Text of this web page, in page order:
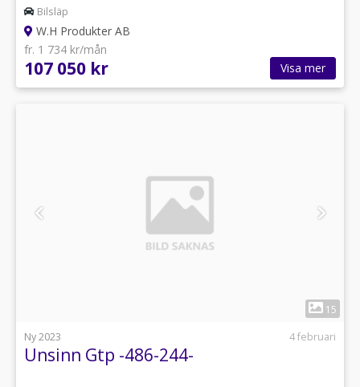
Bilsläp
W.H Produkter AB
fr. 1 734 kr/mån
107 050 kr Visa mer
15
Ny 2023
4 februari
Unsinn Gtp -486-244-